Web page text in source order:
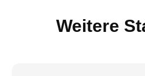
Weitere